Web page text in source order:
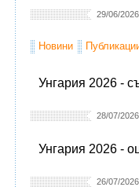
29/06/
Новини
Унгария 2026 -
28/07/
Унгария 2026 -
26/07/